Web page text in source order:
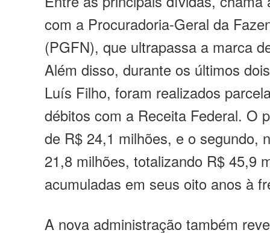
com a Procuradoria-Geral da
(PGFN), que ultrapassa a marca
Além disso, durante os últimos
Luís Filho, foram realizados
débitos com a Receita Federal. O
de R$ 24,1 milhões, e o segundo,
21,8 milhões, totalizando R$ 45,9
acumuladas em seus oito anos à
A nova administração também